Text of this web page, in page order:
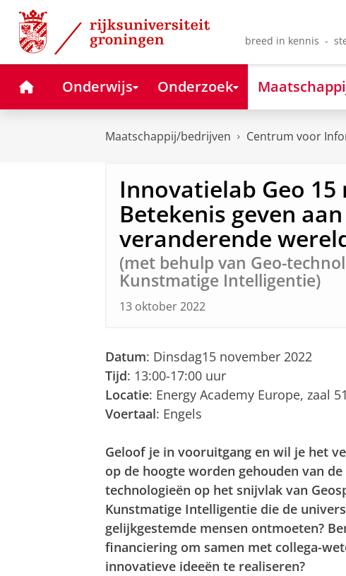
Skip
Content
Skip
Navigation
breed in kennis -
HomeOnderwijs Onderzoek
Maatschappij/bedrijven Centrum voor
Innovatielab Geo 15
Betekenis geven
veranderende
(met behulp van Geo-
Kunstmatige Intelligentie)
13 oktober 2022
Datum: Dinsdag15 november 2022
Tijd: 13:00-17:00 uur
Locatie: Energy Academy Europe, zaal
Voertaal: Engels
Geloof je in vooruitgang en wil je het
op de hoogte worden gehouden van
technologieën op het snijvlak van
Kunstmatige Intelligentie die de
gelijkgestemde mensen ontmoeten?
financiering om samen met collega-
innovatieve ideeën te realiseren?